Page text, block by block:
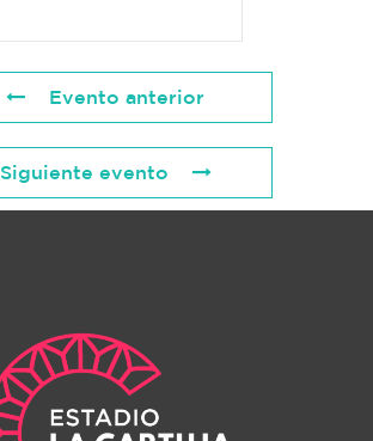
Evento anterior
Siguiente evento